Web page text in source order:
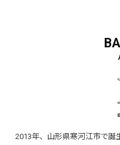
2013年、山形県寒河江市で誕